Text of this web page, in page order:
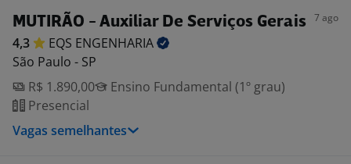
MUTIRÃO - Auxiliar De Serviços Gerais 7 ago
4,3 EQS ENGENHARIA
São Paulo - SP
R$ 1.890,00
Ensino Fundamental (1º grau)
Presencial
Vagas semelhantes